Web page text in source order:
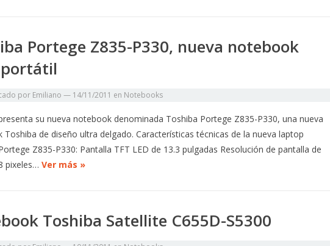
Portege Z835-P330, nueva notebook
por Emiliano — 14/11/2011 en Notebooks
su nueva notebook denominada Toshiba Portege Z835-P330, una nueva
Toshiba de diseño ultra delgado. Características técnicas de la nueva laptop
Z835-P330: Pantalla TFT LED de 13.3 pulgadas Resolución de pantalla de
pixeles… Ver más »
Toshiba Satellite C655D-S5300